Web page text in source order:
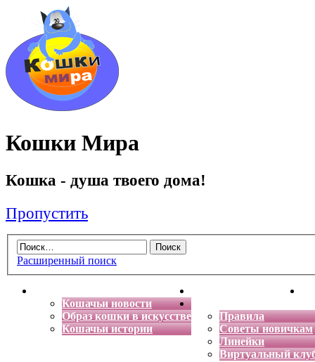
Кошки Мира
Кошка - душа твоего дома!
Пропустить
Расширенный поиск
Кошачьи новости
Образ кошки в искусстве
Кошачьи истории
Энциклопедия кошек
Правила
Советы новичкам
Линейки
Виртуальный